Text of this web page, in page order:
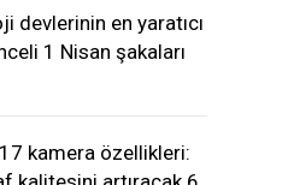
devlerinin en yaratıcı
1 Nisan şakaları
kamera özellikleri: